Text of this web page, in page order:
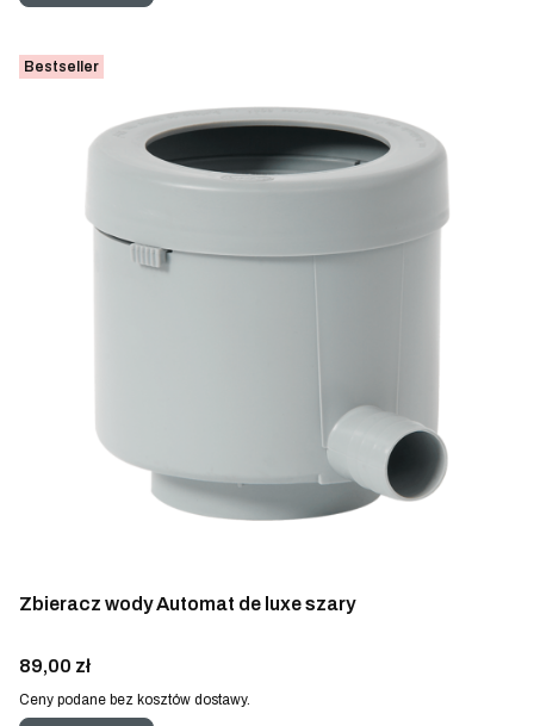
Bestseller
Zbieracz wody Automat de luxe szary
Cena
89,00 zł
Ceny podane bez kosztów dostawy.